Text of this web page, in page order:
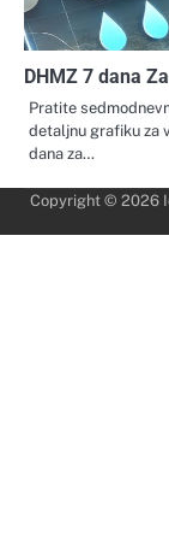
DHMZ 7 dana
Pratite
detaljnu grafiku za
dana za…
Copyright © 2026